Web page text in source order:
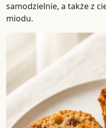
samodzielnie, a także z
miodu.